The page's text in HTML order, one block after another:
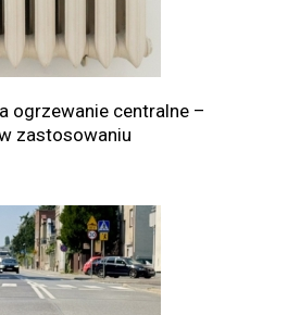
ogrzewanie centralne –
zastosowaniu